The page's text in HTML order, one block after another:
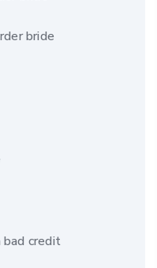
bride
credit